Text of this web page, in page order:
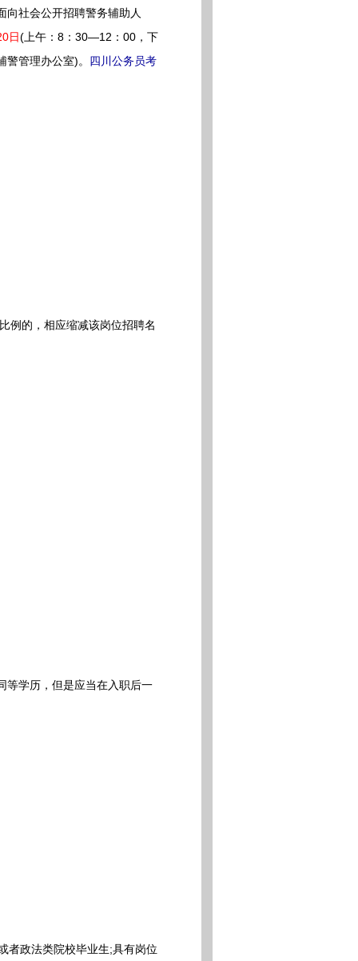
向社会公开招聘警务辅助人
日(上午：8：30—12：00，下
管理办公室)。 四川公务员考
的，相应缩减该岗位招聘名
学历，但是应当在入职后一
政法类院校毕业生;具有岗位